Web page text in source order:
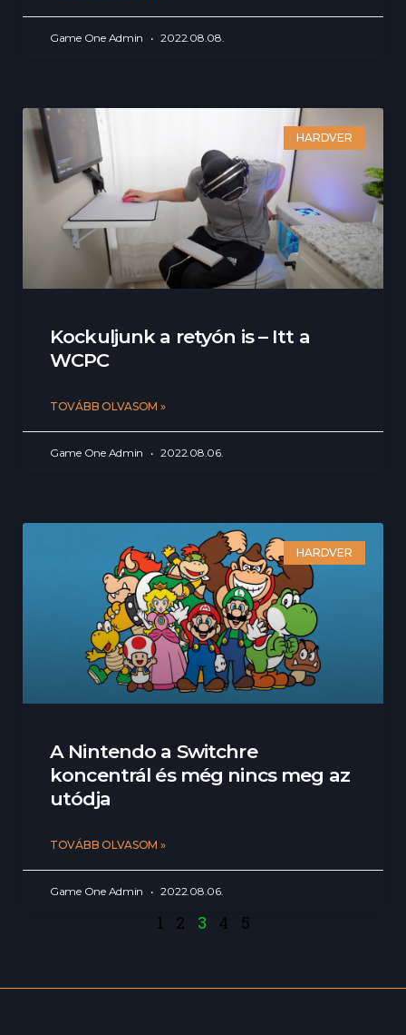
Game One Admin 2022.08.08.
HARDVER
Kockuljunk a retyón is – Itt a
WCPC
TOVÁBB OLVASOM »
Game One Admin 2022.08.06.
HARDVER
A Nintendo a Switchre
koncentrál és még nincs meg az
utódja
TOVÁBB OLVASOM »
Game One Admin 2022.08.06.
1 2 3 4 5